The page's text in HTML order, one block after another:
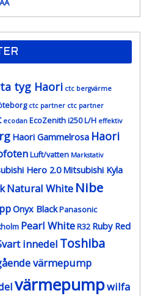
tyg Haori ctc bergvärme
ctc partner ctc partner
ecodan EcoZenith i250 L/H effektiv
Haori Gammelrosa Haori
Luft/vatten Markstativ
Hero 2.0 Mitsubishi Kyla
Natural White Nibe
Onyx BlackPanasonic
Pearl WhiteR32 Ruby Red
innedel Toshiba
värmepump
värmepumpwilfa